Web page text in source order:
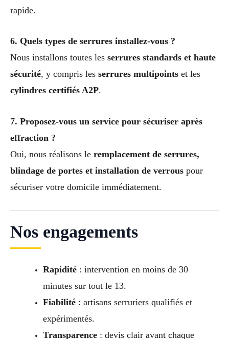
rapide.
6. Quels types de serrures installez-vous ?
Nous installons toutes les serrures standards et haute
sécurité, y compris les serrures multipoints et les
cylindres certifiés A2P.
7. Proposez-vous un service pour sécuriser après
effraction ?
Oui, nous réalisons le remplacement de serrures,
blindage de portes et installation de verrous pour
sécuriser votre domicile immédiatement.
Nos engagements
Rapidité: intervention en moins de 30
minutes sur tout le 13.
Fiabilité: artisans serruriers qualifiés et
expérimentés.
Transparence: devis clair avant chaque